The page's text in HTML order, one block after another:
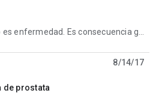
8/14/17
de prostata